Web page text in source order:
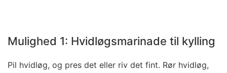
Mulighed 1: Hvidløgsmarinade til kylling
Pil hvidløg, og pres det eller riv det fint. Rør hvidløg,